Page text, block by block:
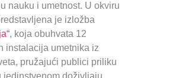
nauku i umetnost. U okviru
je izložba
, koja obuhvata 12
instalacija umetnika iz
pružajući publici priliku